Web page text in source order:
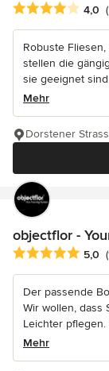
4,0
Robuste
stellen die
sie geeignet
Mehr
Dorstener
objectflor -
5,0
Der passende
Wir wollen, dass
Leichter pflegen.
Mehr